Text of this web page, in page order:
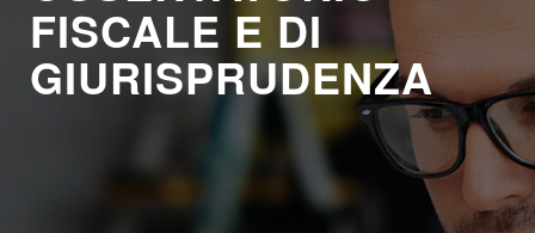
FISCALE E DI
GIURISPRUDENZA